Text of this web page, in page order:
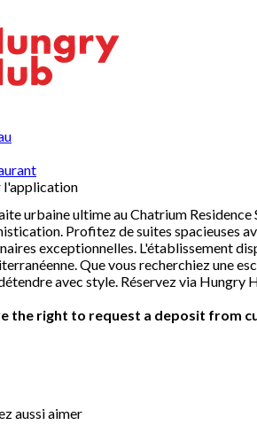
l'application
urbaine ultime au Chatrium
Profitez de suites spacieuses
exceptionnelles. L'établissement
Que vous recherchiez une
avec style. Réservez via
the right to request a deposit from
aussi aimer